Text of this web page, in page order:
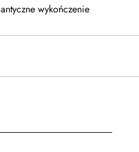
antyczne wykończenie